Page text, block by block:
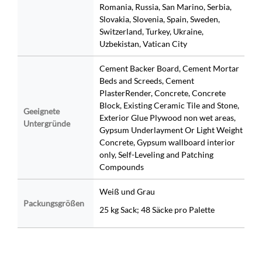
Romania, Russia, San Marino, Serbia,
Slovakia, Slovenia, Spain, Sweden,
Switzerland, Turkey, Ukraine,
Uzbekistan, Vatican City
Geeignete
Untergründe
Cement Backer Board, Cement Mortar
Beds and Screeds, Cement
PlasterRender, Concrete, Concrete
Block, Existing Ceramic Tile and Stone,
Exterior Glue Plywood non wet areas,
Gypsum Underlayment Or Light Weight
Concrete, Gypsum wallboard interior
only, Self-Leveling and Patching
Compounds
Packungsgrößen
Weiß und Grau
25 kg Sack; 48 Säcke pro Palette